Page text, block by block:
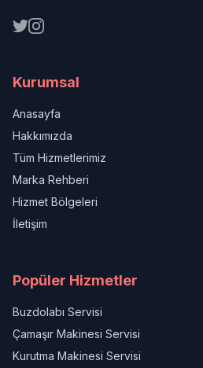
Kurumsal
Anasayfa
Hakkımızda
Tüm Hizmetlerimiz
Marka Rehberi
Hizmet Bölgeleri
İletişim
Popüler Hizmetler
Buzdolabı Servisi
Çamaşır Makinesi Servisi
Kurutma Makinesi Servisi